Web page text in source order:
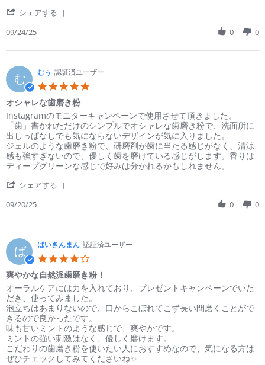
Sep
り
毎
ス
キ
リ
シェアする
ち
ろ
on
24
Sep
2025
09/24/25 0 0
む むぅ 認証済ユーザー
オシャレな歯磨き粉
Review
by
む
ぅ
on
20
2025
review
stating
オ
シ
ャ
レ
歯
き
Instagramのモニターキャンペーンで使用させて頂きました。
「歯」書かれただけのシンプルでオシャレな歯磨き粉で、洗面所に
出しっぱなしでも気にならないデザインが気に入りました。
ジェルのような歯磨き粉で、研磨剤が歯に当たる感じがなく、清涼
感も強すぎないので、優しく歯を磨けている感じがします。香りは
ディープグリーンな感じで好みは分かれるかもしれません。
シェアする
む
on
20
Sep
2025
09/20/25 0 0
ば ばいきんまん 認証済ユーザー
star
rating
爽やかな自然派歯磨き粉！
Review
by
ば
い
き
ん
ま
ん
review
stating
爽
や
か
な
自
然
オーラルケアには力を入れており、プレゼントキャンペーンでいた
だき、使ってみました。
泡立ちはあまりないので、口からこぼれてこず長い間磨くことがで
きるので良かったです。
味も甘いミントのような感じで、爽やかです。
ミントの強い刺激はなく、優しく磨けます。
こだわりの歯磨き粉を使いたい人におすすめなので、気になる方は
ぜひチェックしてみてくださいね✨️